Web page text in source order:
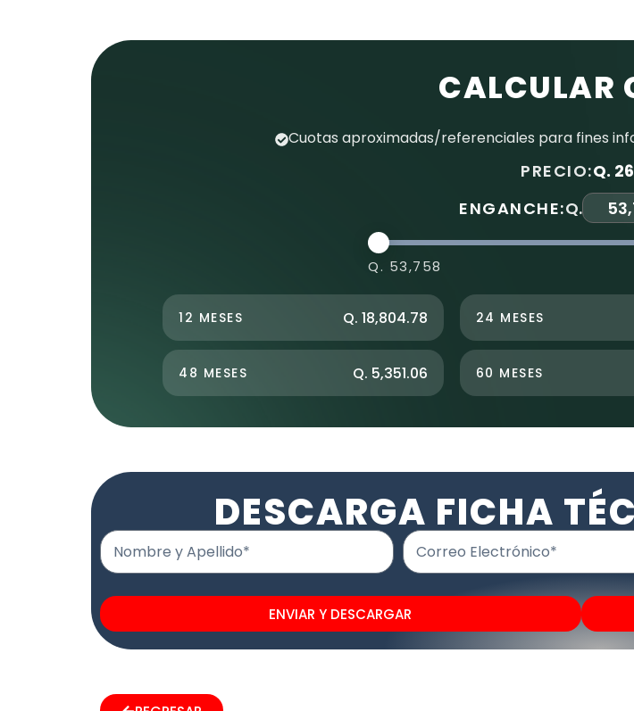
CALCULAR
Cuotas aproximadas/referenciales para fines
PRECIO:Q.
ENGANCHE:Q.
Q. 53,758
12 MESES Q. 18,804.78 24 MESES
48 MESES Q. 5,351.06 60 MESES
DESCARGA FICHA
Nombre y Apellido* Correo Electrónico*
ENVIAR Y DESCARGAR